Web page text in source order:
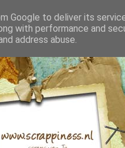
Google to deliver its
with performance and
address abuse.